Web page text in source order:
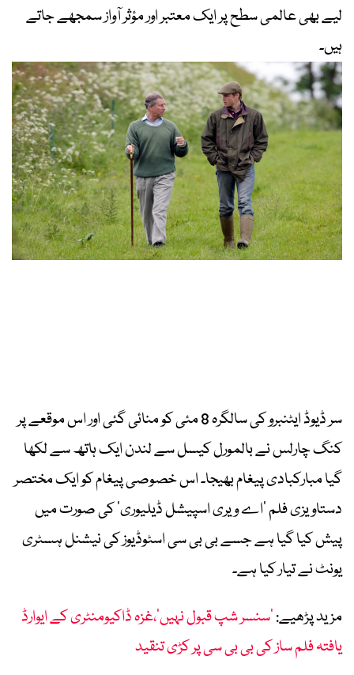
لیے بھی عالمی سطح پر ایک معتبر اور مؤثر آواز سمجھے جاتے
ہیں۔
سر ڈیوڈ ایٹنبرو کی سالگرہ 8 مئی کو منائی گئی اور اس موقعے پر
کنگ چارلس نے بالمورل کیسل سے لندن ایک ہاتھ سے لکھا
گیا مبارکبادی پیغام بھیجا۔ اس خصوصی پیغام کو ایک مختصر
دستاویزی فلم ’اے ویری اسپیشل ڈیلیوری‘ کی صورت میں
پیش کیا گیا ہے جسے بی بی سی اسٹوڈیوز کی نیشنل ہسٹری
یونٹ نے تیار کیا ہے۔
مزید پڑھیے:’سنسر شپ قبول نہیں‘،غزہ ڈاکیومنٹری کے ایوارڈ
یافتہ فلم ساز کی بی بی سی پر کڑی تنقید